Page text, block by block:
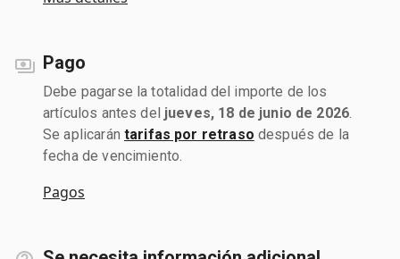
Pago
Debe pagarse la totalidad del importe de los
artículos antes del jueves, 18 de junio de 2026
Se aplicarán tarifas por retraso después de la
fecha de vencimiento.
Pagos